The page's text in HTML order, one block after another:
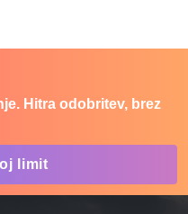
Hitra odobritev, brez
limit